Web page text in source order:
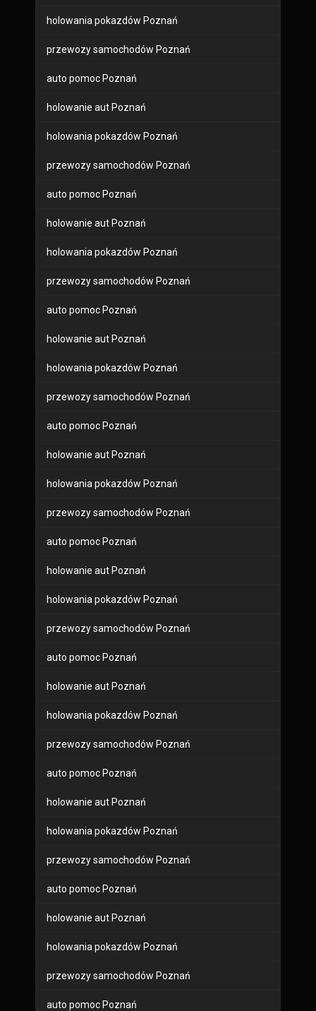
holowania pokazdów Poznań
przewozy samochodów Poznań
auto pomoc Poznań
holowanie aut Poznań
holowania pokazdów Poznań
przewozy samochodów Poznań
auto pomoc Poznań
holowanie aut Poznań
holowania pokazdów Poznań
przewozy samochodów Poznań
auto pomoc Poznań
holowanie aut Poznań
holowania pokazdów Poznań
przewozy samochodów Poznań
auto pomoc Poznań
holowanie aut Poznań
holowania pokazdów Poznań
przewozy samochodów Poznań
auto pomoc Poznań
holowanie aut Poznań
holowania pokazdów Poznań
przewozy samochodów Poznań
auto pomoc Poznań
holowanie aut Poznań
holowania pokazdów Poznań
przewozy samochodów Poznań
auto pomoc Poznań
holowanie aut Poznań
holowania pokazdów Poznań
przewozy samochodów Poznań
auto pomoc Poznań
holowanie aut Poznań
holowania pokazdów Poznań
przewozy samochodów Poznań
auto pomoc Poznań